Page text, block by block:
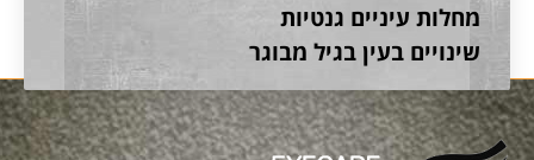
מחלות עיניים גנטיות
שינויים בעין בגיל מבוגר